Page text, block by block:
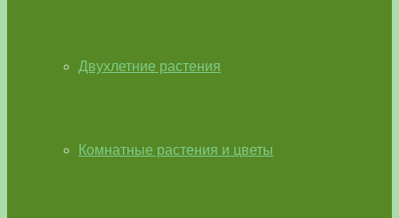
Двухлетние растения
Комнатные растения и цветы